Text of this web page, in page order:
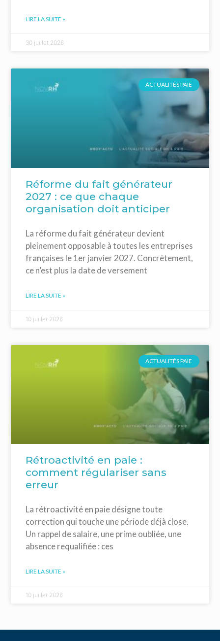
LIRE LA SUITE »
30 juillet 2026
ACTUALITÉS PAIE
Réforme du fait générateur
2027 : ce que chaque
organisation doit anticiper
La réforme du fait générateur devient
pleinement opposable à toutes les entreprises
françaises le 1er janvier 2027. Concrètement,
ce n’est plus la date de versement
LIRE LA SUITE »
10 juillet 2026
ACTUALITÉS PAIE
Rétroactivité en paie :
comment régulariser sans
erreur
La rétroactivité en paie désigne toute
correction qui touche une période déjà close.
Un rappel de salaire, une prime oubliée, une
absence requalifiée : ces
LIRE LA SUITE »
10 juillet 2026